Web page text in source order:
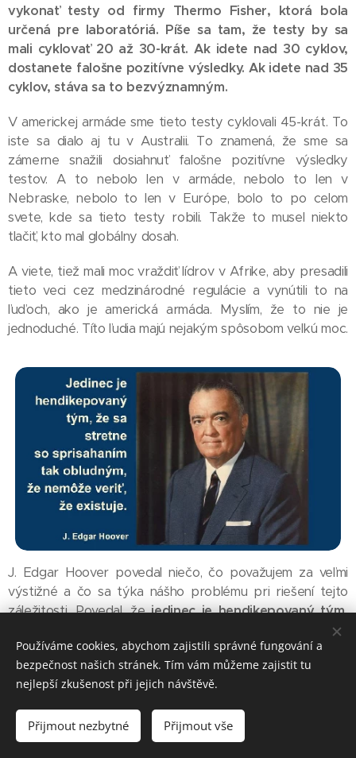
vykonať testy od firmy Thermo Fisher, ktorá bola
určená pre laboratóriá. Píše sa tam, že testy by sa
mali cyklovať 20 až 30-krát. Ak idete nad 30 cyklov,
dostanete falošne pozitívne výsledky. Ak idete nad 35
cyklov, stáva sa to bezvýznamným.
V americkej armáde sme tieto testy cyklovali 45-krát. To
iste sa dialo aj tu v Australii. To znamená, že sme sa
zámerne snažili dosiahnuť falošne pozitívne výsledky
testov. A to nebolo len v armáde, nebolo to len v
Nebraske, nebolo to len v Európe, bolo to po celom
svete, kde sa tieto testy robili. Takže to musel niekto
tlačiť, kto mal globálny dosah.
A viete, tiež mali moc vraždiť lídrov v Afrike, aby presadili
tieto veci cez medzinárodné regulácie a vynútili to na
ľuďoch, ako je americká armáda. Myslím, že to nie je
jednoduché. Títo ľudia majú nejakým spôsobom veľkú moc.
J. Edgar Hoover povedal niečo, čo považujem za veľmi
výstižné a čo sa týka nášho problému pri riešení tejto
záležitosti. Povedal, žejedinec je hendikepovaný tým,
že sa stretne so sprisahaním tak obludným, že
nemôže veriť, že existuje. Prvá otázka, ktorá vždy
vyvstane, je, ako môžete udržať takéto tajomstvo, a
obzvlášť ako môžete takéto tajomstvo udržať dlhodobo?
Ak hovoríte, že to začalo už v roku 1700, a ja by som
povedala, že v 80. rokoch 18. storočia bolo prvé začiatky
Používáme cookies, abychom zajistili správné fungování a
bezpečnost našich stránek. Tím vám můžeme zajistit tu
nejlepší zkušenost při jejich návštěvě.
Přijmout nezbytné Přijmout vše